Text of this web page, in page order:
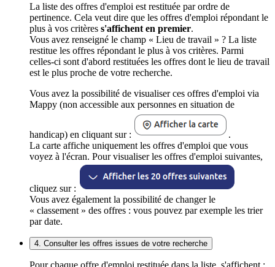
La liste des offres d'emploi est restituée par ordre de
pertinence. Cela veut dire que les offres d'emploi répondant le
plus à vos critères s'affichent en premier.
Vous avez renseigné le champ « Lieu de travail » ? La liste
restitue les offres répondant le plus à vos critères. Parmi
celles-ci sont d'abord restituées les offres dont le lieu de travail
est le plus proche de votre recherche.
Vous avez la possibilité de visualiser ces offres d'emploi via
Mappy (non accessible aux personnes en situation de
handicap) en cliquant sur :
.
La carte affiche uniquement les offres d'emploi que vous
voyez à l'écran. Pour visualiser les offres d'emploi suivantes,
cliquez sur :
Vous avez également la possibilité de changer le
« classement » des offres : vous pouvez par exemple les trier
par date.
4. Consulter les offres issues de votre recherche
Pour chaque offre d'emploi restituée dans la liste, s'affichent :